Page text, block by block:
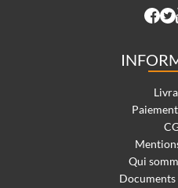
Qui
Documents